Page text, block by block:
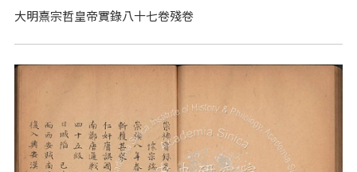
大明熹宗哲皇帝實錄八十七卷殘卷